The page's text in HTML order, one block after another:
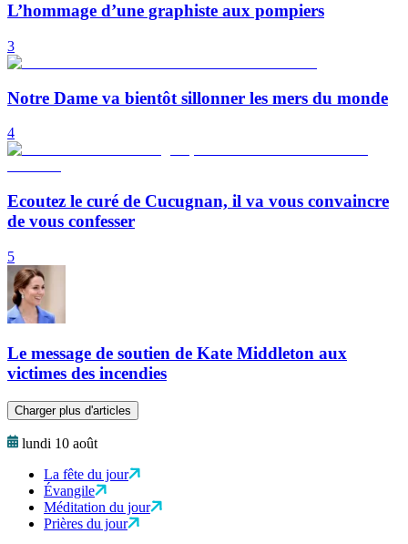
L’hommage d’une graphiste aux pompiers
3
Notre Dame va bientôt sillonner les mers du monde
4
Ecoutez le curé de Cucugnan, il va vous convaincre
de vous confesser
5
Le message de soutien de Kate Middleton aux
victimes des incendies
Charger plus d'articles
lundi 10 août
La fête du jour
Évangile
Méditation du jour
Prières du jour